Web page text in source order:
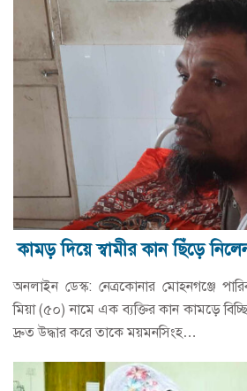
কামড় দিয়ে স্বামীর কান ছিঁড়ে নিলেন
অনলাইন ডেস্ক: নেত্রকোনার মোহনগঞ্জে
মিয়া (৫০) নামে এক ব্যক্তির কান কামড়ে
দ্রুত উদ্ধার করে তাকে ময়মনসিংহ…